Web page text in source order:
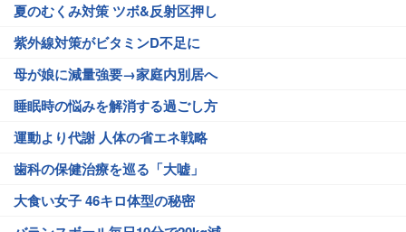
夏のむくみ対策 ツボ&反射区押し
紫外線対策がビタミンD不足に
母が娘に減量強要→家庭内別居へ
睡眠時の悩みを解消する過ごし方
運動より代謝 人体の省エネ戦略
歯科の保健治療を巡る「大嘘」
大食い女子 46キロ体型の秘密